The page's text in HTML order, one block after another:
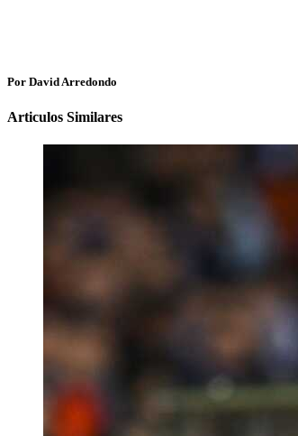
Por David Arredondo
Articulos Similares